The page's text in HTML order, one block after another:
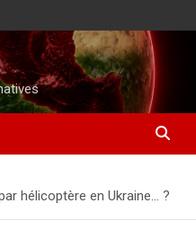
hélicoptère en Ukraine… ?